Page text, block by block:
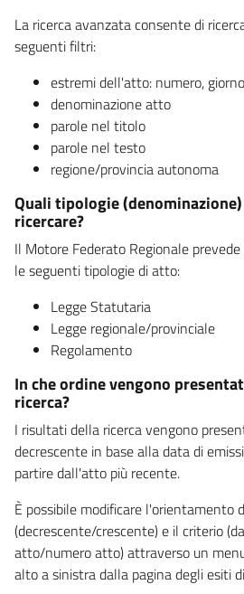
La ricerca avanzata consente di
seguenti filtri:
estremi dell'atto: numero,
denominazione atto
parole nel titolo
parole nel testo
regione/provincia autonoma
Quali tipologie
ricercare?
Il Motore Federato Regionale
le seguenti tipologie di atto:
Legge Statutaria
Legge regionale/provinciale
Regolamento
In che ordine vengono
ricerca?
I risultati della ricerca vengono
decrescente in base alla data di
partire dall'atto più recente.
È possibile modificare l'orientamento
(decrescente/crescente) e il criterio
atto/numero atto) attraverso un
alto a sinistra dalla pagina degli esiti